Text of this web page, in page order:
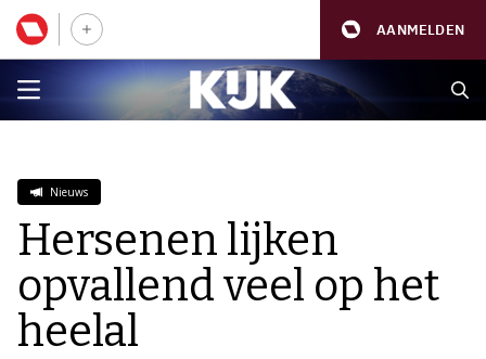
AANMELDEN
Nieuws
Hersenen lijken
opvallend veel op het
heelal